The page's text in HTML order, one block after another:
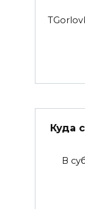
Куда
В